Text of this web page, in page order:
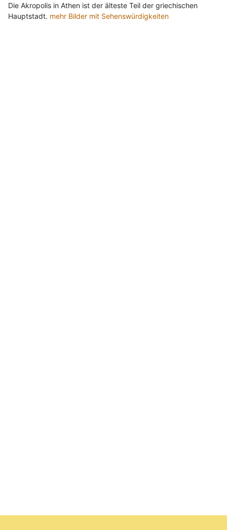
Die Akropolis in Athen ist der älteste Teil der griechischen
Hauptstadt. mehr Bilder mit Sehenswürdigkeiten